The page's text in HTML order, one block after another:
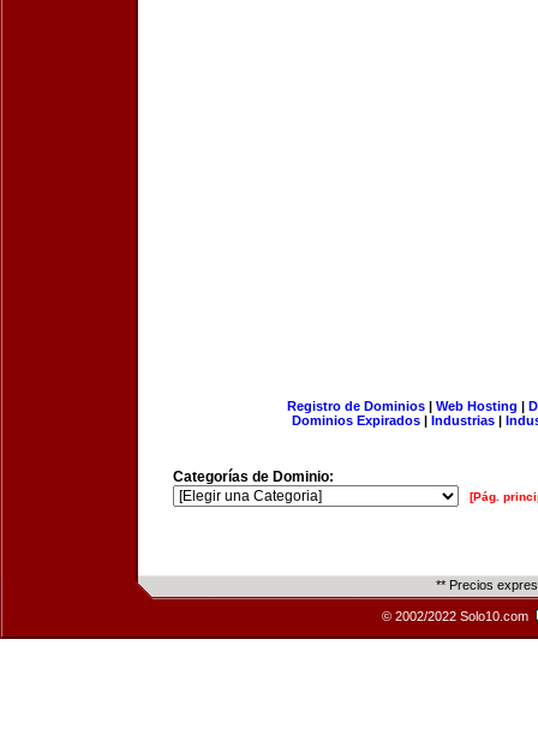
Registro de Dominios| Web Hosting |
Dominios Expirados | Industrias |
Categorías de Dominio:
[Pág.
** Precios
© 2002/2022 Solo10.com